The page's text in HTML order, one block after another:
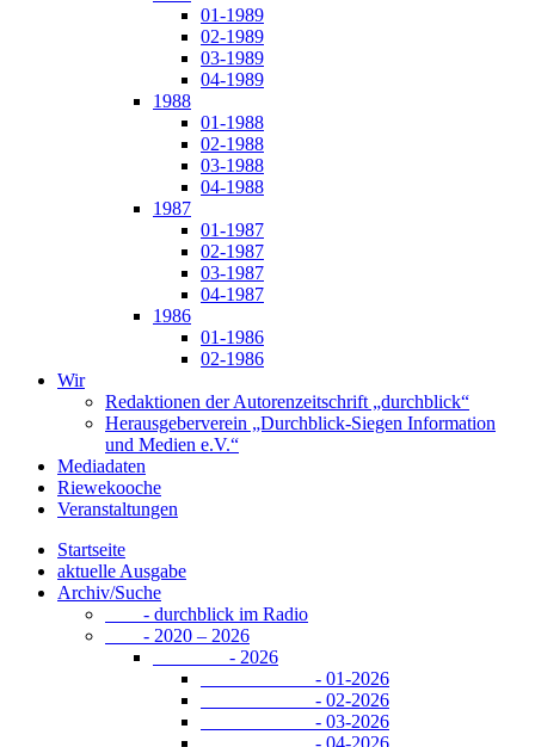
01-1989
02-1989
03-1989
04-1989
1988
01-1988
02-1988
03-1988
04-1988
1987
01-1987
02-1987
03-1987
04-1987
1986
01-1986
02-1986
Wir
Redaktionen der Autorenzeitschrift „durchblick“
Herausgeberverein „Durchblick-Siegen Information
und Medien e.V.“
Mediadaten
Riewekooche
Veranstaltungen
Startseite
aktuelle Ausgabe
Archiv/Suche
- durchblick im Radio
- 2020 – 2026
- 2026
- 01-2026
- 02-2026
- 03-2026
- 04-2026